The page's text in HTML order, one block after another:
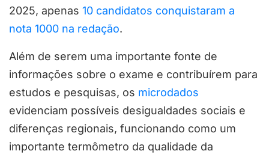
2025, apenas 10 candidatos conquistaram a
nota 1000 na redação.
Além de serem uma importante fonte de
informações sobre o exame e contribuírem para
estudos e pesquisas, os microdados
evidenciam possíveis desigualdades sociais e
diferenças regionais, funcionando como um
importante termômetro da qualidade da